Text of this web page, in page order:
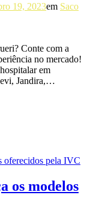
19, 2023em Saco
Conte com a
no mercado!
em
Jandira,…
os modelos